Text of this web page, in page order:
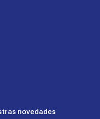
novedades